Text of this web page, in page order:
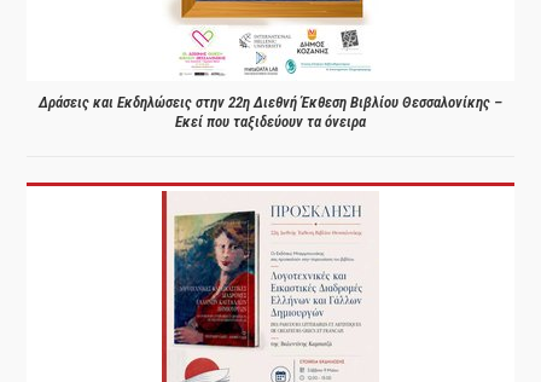
Δράσεις και Εκδηλώσεις στην 22η Διεθνή Έκθεση Βιβλίου Θεσσαλονίκης –
Εκεί που ταξιδεύουν τα όνειρα